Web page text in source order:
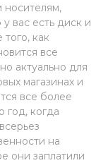
носителям,
вас есть диск и
как
все
актуально для
магазинах и
все более
год, когда
на
они заплатили